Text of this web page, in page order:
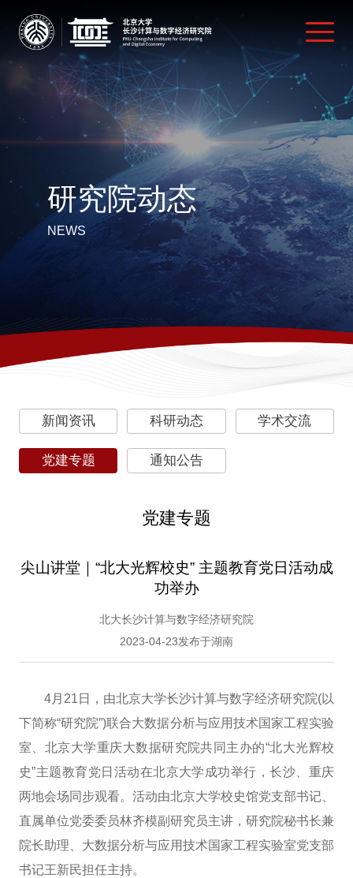
研究院动态
NEWS
党建专题
新闻资讯 科研动态 学术交流
党建专题 通知公告
尖山讲堂｜“北大光辉校史” 主题教育党日活动成
功举办
北大长沙计算与数字经济研究院
2023-04-23发布于湖南
4月21日，由北京大学长沙计算与数字经济研究院(以
下简称“研究院”)联合大数据分析与应用技术国家工程实验
室、北京大学重庆大数据研究院共同主办的“北大光辉校
史”主题教育党日活动在北京大学成功举行，长沙、重庆
两地会场同步观看。活动由北京大学校史馆党支部书记、
直属单位党委委员林齐模副研究员主讲，研究院秘书长兼
院长助理、大数据分析与应用技术国家工程实验室党支部
书记王新民担任主持。